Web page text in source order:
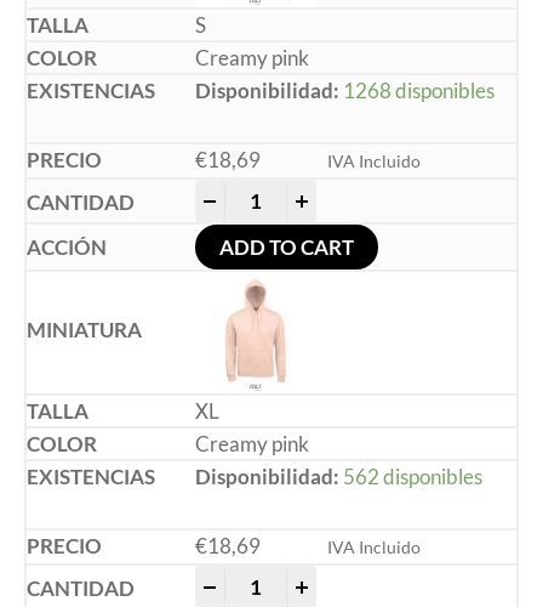
S
Creamy pink
Disponibilidad: 1268 disponibles
€18,69 IVA Incluido
ADD TO CART
XL
Creamy pink
Disponibilidad: 562 disponibles
€18,69 IVA Incluido